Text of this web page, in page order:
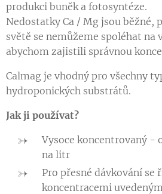
produkci buněk a fotosyntéze.
Nedostatky Ca / Mg jsou běžné,
světě se nemůžeme spoléhat na
abychom zajistili správnou
Calmag je vhodný pro všechny
hydroponických substrátů.
Jak ji používat?
Vysoce koncentrovaný -
na litr
Pro přesné dávkování
koncentracemi